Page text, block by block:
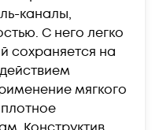
каналы,
С него легко
сохраняется на
мягкого